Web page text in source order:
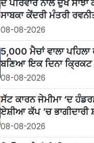
ਦੇ ਪਰਿਵਾਰ ਨਾਲ ਦੁੱਖ
ਸਾਬਕਾ ਕੇਂਦਰੀ ਮੰਤਰੀ
08-08-2026
5,000 ਮੈਚਾਂ ਵਾਲਾ ਪਹਿਲਾ
ਬਣਿਆ ਇਕ ਦਿਨਾ ਕ੍ਰਿਕਟ
08-08-2026
ਸੱਟ ਕਾਰਨ ਜੇਮੀਮਾ ‘ਦ
ਏਸ਼ੀਆ ਕੱਪ ’ਚ ਭਾਗੀਦਾਰੀ
08-08-2026